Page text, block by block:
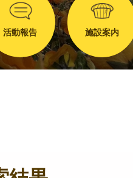
活動報告 施設案内